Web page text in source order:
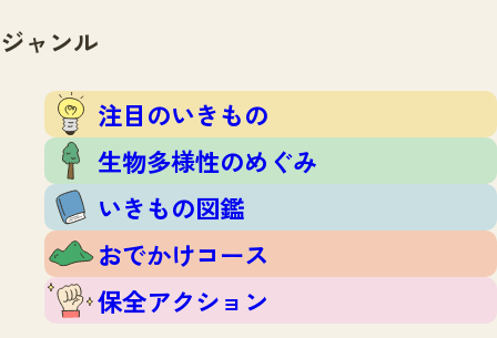
注目のいきもの
生物多様性のめぐみ
いきもの図鑑
おでかけコース
保全アクション
イベント
いきもの調査隊
調査レポート
調査レポートTOP
調査結果
ふくおかいきものマップ
マッチング
マッチングTOP
掲載申し込みフォーム
お問合せ
ジャンル
注目のいきもの
生物多様性のめぐみ
いきもの図鑑
おでかけコース
保全アクション